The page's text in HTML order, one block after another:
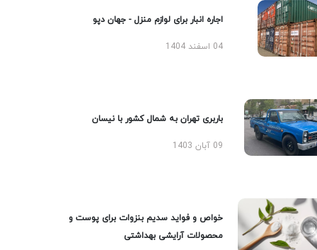
اجاره انبار برای لوازم منزل - جهان دپو
04 اسفند 1404
باربری تهران به شمال کشور با نیسان
09 آبان 1403
خواص و فواید سدیم بنزوات برای پوست و
محصولات آرایشی بهداشتی